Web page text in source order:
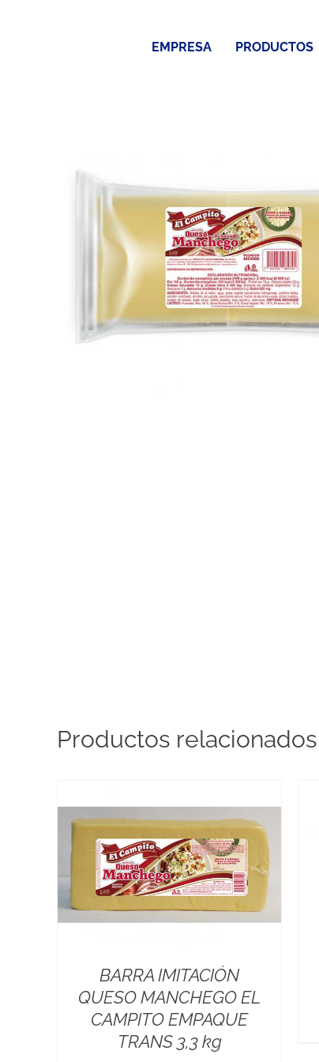
EMPRESA PRODUCTOS
Productos relacionados
BARRA IMITACIÓN
QUESO MANCHEGO EL
CAMPITO EMPAQUE
TRANS 3,3 kg